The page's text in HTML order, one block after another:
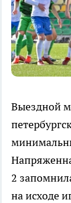
Выездной
2
на исходе